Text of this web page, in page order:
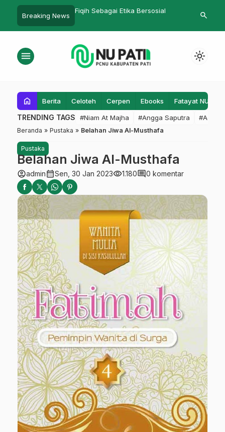
Breaking News
Memecah Kebisuan
ISNUsearch
menu light_mode
home Berita Celoteh Cerpen Ebooks Fatayat NU
TRENDING TAGS #Niam At Majha #Angga Saputra #Admin
Beranda » Pustaka » Belahan Jiwa Al-Musthafa
Pustaka
Belahan Jiwa Al-Musthafa
account_circleadmincalendar_monthSen, 30 Jan 2023visibility1.180comment0 komentar